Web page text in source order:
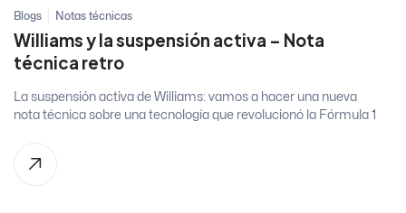
Blogs Notas técnicas
Williams y la suspensión activa – Nota
técnica retro
La suspensión activa de Williams: vamos a hacer una nueva
nota técnica sobre una tecnología que revolucionó la Fórmula 1